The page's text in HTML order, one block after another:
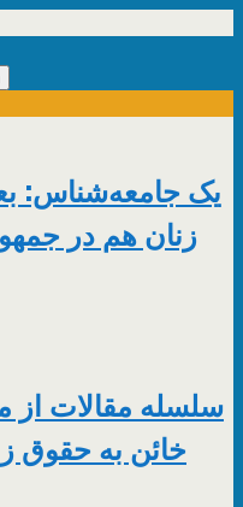
یک جامعه‌شناس:
زنان هم در
سلسله مقالات
خائن به حقوق